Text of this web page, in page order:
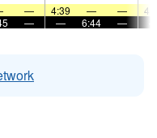
— 4:39 — —
— — 6:44 —